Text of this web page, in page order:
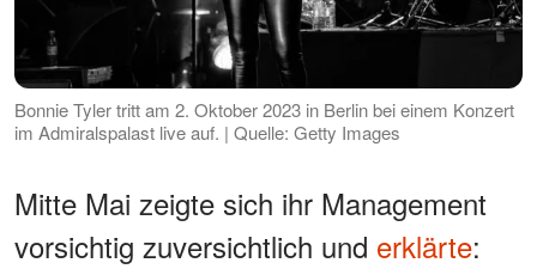
Bonnie Tyler tritt am 2. Oktober 2023 in Berlin bei einem Konzert
im Admiralspalast live auf. | Quelle: Getty Images
Mitte Mai zeigte sich ihr Management
vorsichtig zuversichtlich und erklärte: